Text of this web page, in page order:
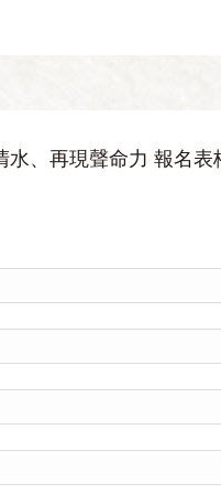
水、再現聲命力 報名表